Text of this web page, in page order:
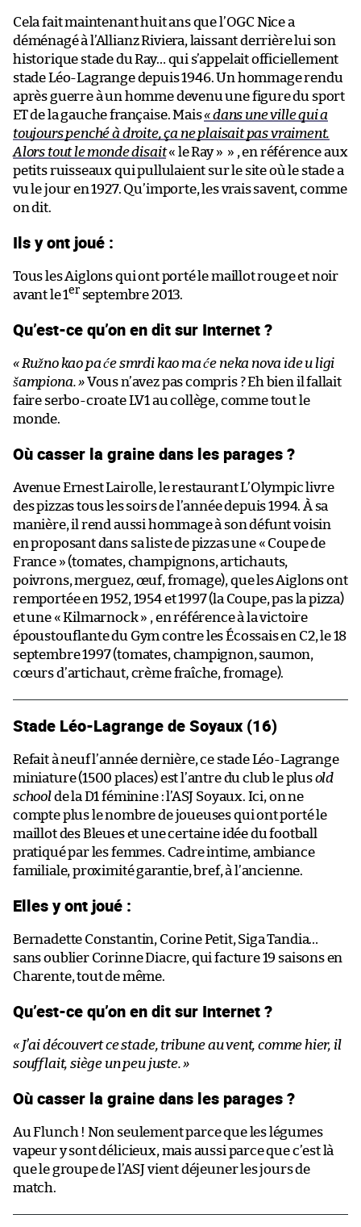
Cela fait maintenant huit ans que l’OGC Nice a
déménagé à l’Allianz Riviera, laissant derrière lui son
historique stade du Ray… qui s’appelait officiellement
stade Léo-Lagrange depuis 1946. Un hommage rendu
après guerre à un homme devenu une figure du sport
ET de la gauche française. Mais« dans une ville qui a
toujours penché à droite, ça ne plaisait pas vraiment.
Alors tout le monde disait« le Ray » » , en référence aux
petits ruisseaux qui pullulaient sur le site où le stade a
vu le jour en 1927. Qu’importe, les vrais savent, comme
on dit.
Ils y ont joué :
Tous les Aiglons qui ont porté le maillot rouge et noir
avant le 1er septembre 2013.
Qu’est-ce qu’on en dit sur Internet ?
« Ružno kao pa će smrdi kao ma će neka nova ide u ligi
šampiona. »Vous n’avez pas compris ? Eh bien il fallait
faire serbo-croate LV1 au collège, comme tout le
monde.
Où casser la graine dans les parages ?
Avenue Ernest Lairolle, le restaurant L’Olympic livre
des pizzas tous les soirs de l’année depuis 1994. À sa
manière, il rend aussi hommage à son défunt voisin
en proposant dans sa liste de pizzas une « Coupe de
France » (tomates, champignons, artichauts,
poivrons, merguez, œuf, fromage), que les Aiglons ont
remportée en 1952, 1954 et 1997 (la Coupe, pas la pizza)
et une « Kilmarnock » , en référence à la victoire
époustouflante du Gym contre les Écossais en C2, le 18
septembre 1997 (tomates, champignon, saumon,
cœurs d’artichaut, crème fraîche, fromage).
Stade Léo-Lagrange de Soyaux (16)
Refait à neuf l’année dernière, ce stade Léo-Lagrange
miniature (1500 places) est l’antre du club le plusold
schoolde la D1 féminine : l’ASJ Soyaux. Ici, on ne
compte plus le nombre de joueuses qui ont porté le
maillot des Bleues et une certaine idée du football
pratiqué par les femmes. Cadre intime, ambiance
familiale, proximité garantie, bref, à l’ancienne.
Elles y ont joué :
Bernadette Constantin, Corine Petit, Siga Tandia…
sans oublier Corinne Diacre, qui facture 19 saisons en
Charente, tout de même.
Qu’est-ce qu’on en dit sur Internet ?
« J’ai découvert ce stade, tribune au vent, comme hier, il
soufflait, siège un peu juste. »
Où casser la graine dans les parages ?
Au Flunch ! Non seulement parce que les légumes
vapeur y sont délicieux, mais aussi parce que c’est là
que le groupe de l’ASJ vient déjeuner les jours de
match.